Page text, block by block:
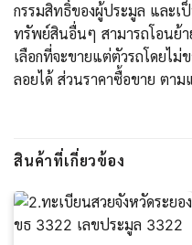
กรรมสิทธิ์ของผู้ประมูล และ
ทรัพย์สินอื่นๆ สามารถโอนย้
เลือกที่จะขายแต่ตัวรถโดยไม่
ลอยได้ ส่วนราคาซื้อขาย ตาม
สินค้าที่เกี่ยวข้อง